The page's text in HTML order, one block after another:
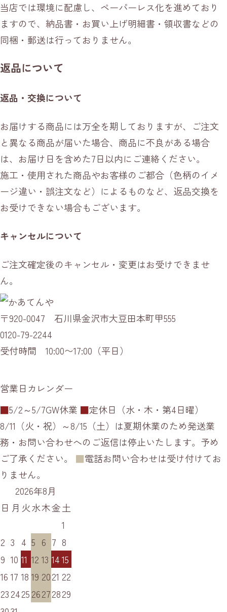
当店では環境に配慮し、ペーパーレス化を進めており
ますので、納品書・お買い上げ明細書・領収書などの
同梱・郵送は行っておりません。
返品について
返品・交換について
お届けする商品には万全を期しておりますが、ご注文
と異なる商品が届いた場合、商品に不良がある場合
は、お届け日を含めた7日以内にご連絡ください。
施工・使用された商品やお客様のご都合（色柄のイメ
ージ違い・誤注文など）によるものなど、返品交換を
お受けできない場合もございます。
キャンセルについて
ご注文確定後のキャンセル・変更はお受けできませ
ん。
〒920-0047 石川県金沢市大豆田本町甲555
0120-79-2244
受付時間 10:00〜17:00（平日）
営業日カレンダー
■5/2～5/7GW休業 ■定休日（水・木・第4日曜）
8/11（火・祝）～8/15（土）は夏期休業のため発送業
務・お問い合わせへのご返信は停止いたします。予め
ご了承ください。 ■電話お問い合わせは受け付けてお
りません。
2026年8月
日 月 火水木金土
1
2 3 4 5 6 7 8
9 10 11 12 13 1415
16 17 18 19 2021 22
23242526272829